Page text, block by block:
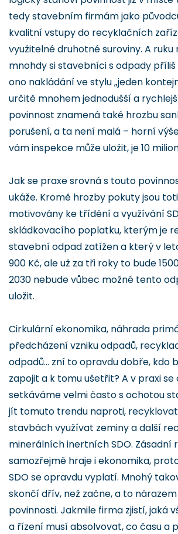
tedy stavebním firmám jako
kvalitní vstupy do recyklačních
využitelné druhotné suroviny. A ruku
mnohdy si stavebníci s odpady
ono nakládání ve stylu „jeden
určitě mnohem jednodušší a
povinnost znamená také hrozbu
porušení, a ta není malá – horní
vám inspekce může uložit, je 10
Jak se praxe srovná s touto
ukáže. Kromě hrozby pokuty jsou
motivovány ke třídění a využívání
skládkovacího poplatku, kterým je
stavební odpad zatížen a který v
900 Kč, ale už za tři roky to bude
2030 nebude vůbec možné tento
uložit.
Cirkulární ekonomika, náhrada
předcházení vzniku odpadů,
odpadů… zní to opravdu dobře, kdo
zapojit a k tomu ušetřit? A v praxi se
setkáváme velmi často s ochotou
jít tomuto trendu naproti, recyklovat
stavbách využívat zeminy a další
minerálních inertních SDO. Zásadní
samozřejmě hraje i ekonomika,
SDO se opravdu vyplatí. Mnohý
skončí dřív, než začne, a to
povinnosti. Jakmile firma zjistí, jaká
a řízení musí absolvovat, co času a